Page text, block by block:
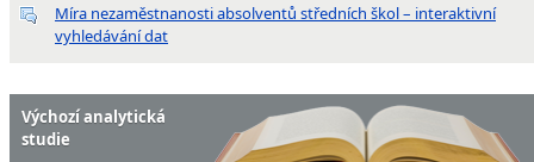
Míra nezaměstnanosti absolventů středních škol – interaktivní
vyhledávání dat
Výchozí analytická
studie